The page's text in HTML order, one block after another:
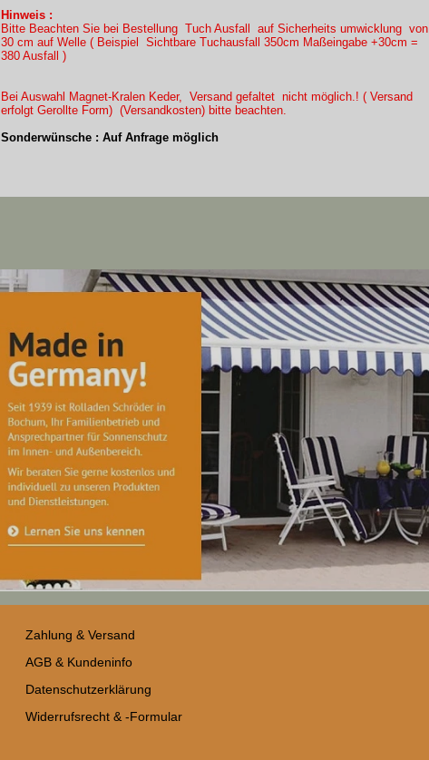
Hinweis :
Bitte Beachten Sie bei Bestellung Tuch Ausfall auf Sicherheits umwicklung von
30 cm auf Welle ( Beispiel Sichtbare Tuchausfall 350cm Maßeingabe +30cm =
380 Ausfall )
Bei Auswahl Magnet-Kralen Keder, Versand gefaltet nicht möglich.! ( Versand
erfolgt Gerollte Form) (Versandkosten) bitte beachten.
Sonderwünsche : Auf Anfrage möglich
Zahlung & Versand
AGB & Kundeninfo
Datenschutzerklärung
Widerrufsrecht & -Formular